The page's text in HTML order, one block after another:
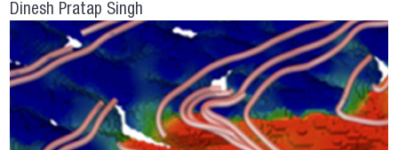
Dinesh Pratap Singh